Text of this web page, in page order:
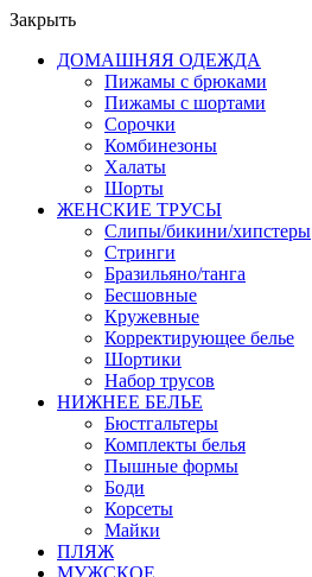
Закрыть
ДОМАШНЯЯ ОДЕЖДА
Пижамы с брюками
Пижамы с шортами
Сорочки
Комбинезоны
Халаты
Шорты
ЖЕНСКИЕ ТРУСЫ
Слипы/бикини/хипстеры
Стринги
Бразильяно/танга
Бесшовные
Кружевные
Корректирующее белье
Шортики
Набор трусов
НИЖНЕЕ БЕЛЬЕ
Бюстгальтеры
Комплекты белья
Пышные формы
Боди
Корсеты
Майки
ПЛЯЖ
МУЖСКОЕ